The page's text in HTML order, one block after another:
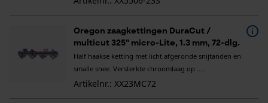
Oregon zaagkettingen DuraCut /
multicut 325" micro-Lite, 1.3 mm, 72-dlg.
Half haakse ketting met licht afgeronde snijtanden en
smalle snee. Versterkte chroomlaag op .....
Artikelnr.: XX23MC72